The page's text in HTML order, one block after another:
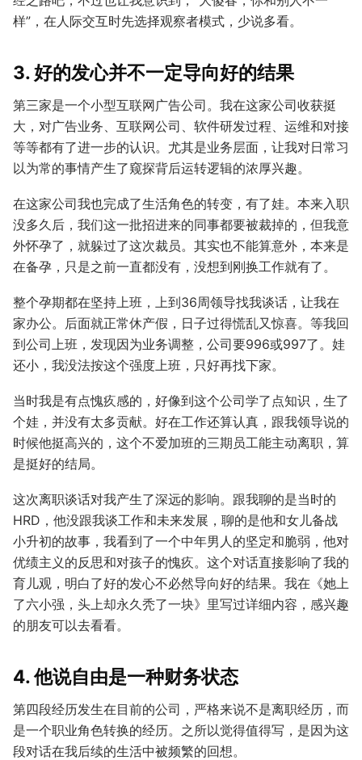
样”，在人际交互时先选择观察者模式，少说多看。
3. 好的发心并不一定导向好的结果
第三家是一个小型互联网广告公司。我在这家公司收获挺
大，对广告业务、互联网公司、软件研发过程、运维和对接
等等都有了进一步的认识。尤其是业务层面，让我对日常习
以为常的事情产生了窥探背后运转逻辑的浓厚兴趣。
在这家公司我也完成了生活角色的转变，有了娃。本来入职
没多久后，我们这一批招进来的同事都要被裁掉的，但我意
外怀孕了，就躲过了这次裁员。其实也不能算意外，本来是
在备孕，只是之前一直都没有，没想到刚换工作就有了。
整个孕期都在坚持上班，上到36周领导找我谈话，让我在
家办公。后面就正常休产假，日子过得慌乱又惊喜。等我回
到公司上班，发现因为业务调整，公司要996或997了。娃
还小，我没法按这个强度上班，只好再找下家。
当时我是有点愧疚感的，好像到这个公司学了点知识，生了
个娃，并没有太多贡献。好在工作还算认真，跟我领导说的
时候他挺高兴的，这个不爱加班的三期员工能主动离职，算
是挺好的结局。
这次离职谈话对我产生了深远的影响。跟我聊的是当时的
HRD，他没跟我谈工作和未来发展，聊的是他和女儿备战
小升初的故事，我看到了一个中年男人的坚定和脆弱，他对
优绩主义的反思和对孩子的愧疚。这个对话直接影响了我的
育儿观，明白了好的发心不必然导向好的结果。我在《她上
了六小强，头上却永久秃了一块》里写过详细内容，感兴趣
的朋友可以去看看。
4. 他说自由是一种财务状态
第四段经历发生在目前的公司，严格来说不是离职经历，而
是一个职业角色转换的经历。之所以觉得值得写，是因为这
段对话在我后续的生活中被频繁的回想。